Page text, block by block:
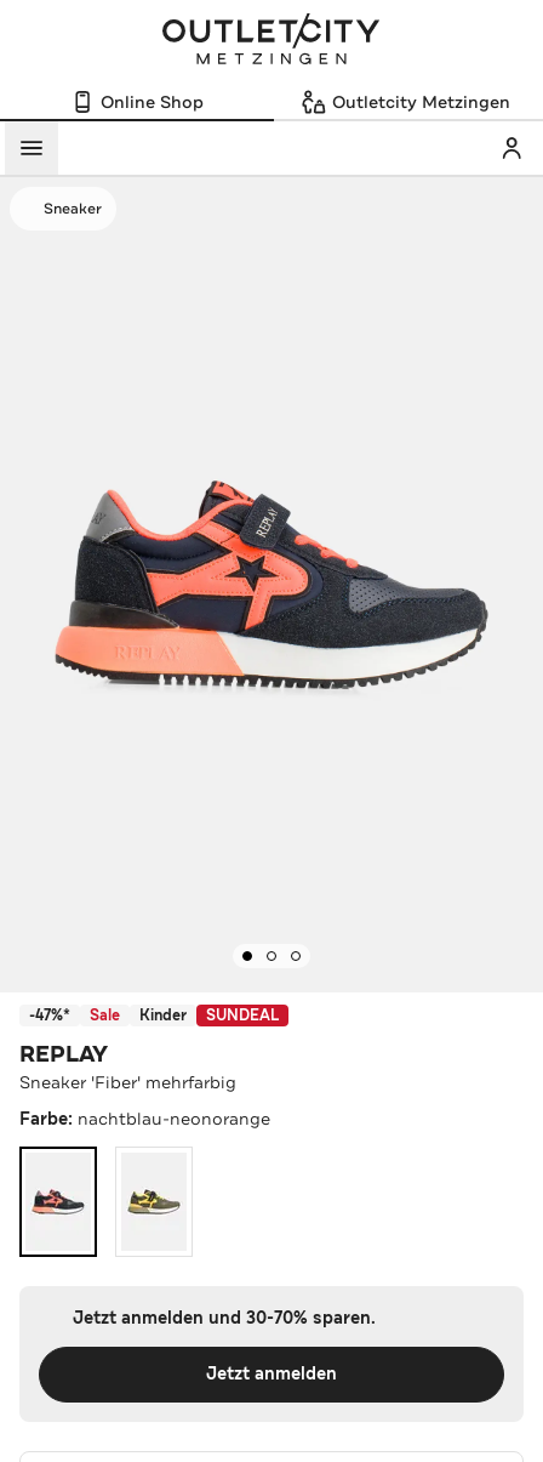
Online Shop Outletcity Metzingen
Menü
Sneaker
-47%* Sale Kinder SUNDEAL
REPLAY
Sneaker 'Fiber' mehrfarbig
Farbe: nachtblau-neonorange
Jetzt anmelden und 30-70% sparen.
Jetzt anmelden